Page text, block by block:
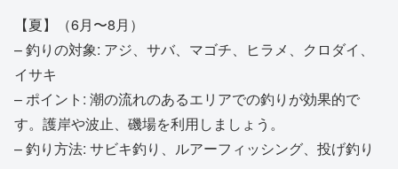
【夏】（6月〜8月）
– 釣りの対象: アジ、サバ、マゴチ、ヒラメ、クロダイ、
イサキ
– ポイント: 潮の流れのあるエリアでの釣りが効果的で
す。護岸や波止、磯場を利用しましょう。
– 釣り方法: サビキ釣り、ルアーフィッシング、投げ釣り